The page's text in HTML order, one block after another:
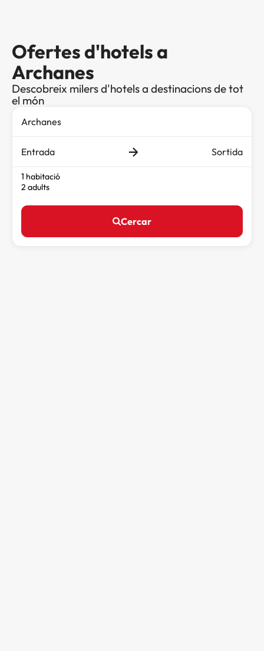
Ofertes d'hotels a
Archanes
Descobreix milers d'hotels a destinacions de tot
el món
Entrada Sortida
1 habitació
2 adults
Cercar